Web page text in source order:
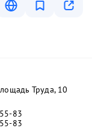
Труда, 10
83
83